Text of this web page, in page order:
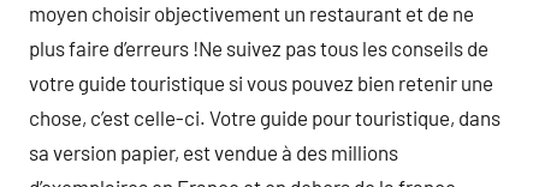
moyen choisir objectivement un restaurant et de ne
plus faire d’erreurs !Ne suivez pas tous les conseils de
votre guide touristique si vous pouvez bien retenir une
chose, c’est celle-ci. Votre guide pour touristique, dans
sa version papier, est vendue à des millions